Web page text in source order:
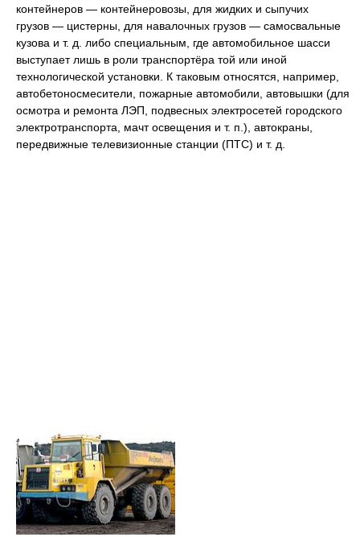
контейнеров — контейнеровозы, для жидких и сыпучих
грузов — цистерны, для навалочных грузов — самосвальные
кузова и т. д. либо специальным, где автомобильное шасси
выступает лишь в роли транспортёра той или иной
технологической установки. К таковым относятся, например,
автобетоносмесители, пожарные автомобили, автовышки (для
осмотра и ремонта ЛЭП, подвесных электросетей городского
электротранспорта, мачт освещения и т. п.), автокраны,
передвижные телевизионные станции (ПТС) и т. д.